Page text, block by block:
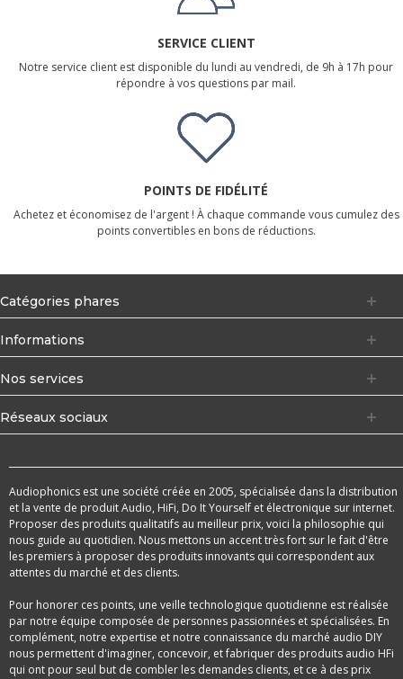
SERVICE CLIENT
Notre service client est disponible du lundi au vendredi, de 9h à 17h pour
répondre à vos questions par mail.
POINTS DE FIDÉLITÉ
Achetez et économisez de l'argent ! À chaque commande vous cumulez des
points convertibles en bons de réductions.
Catégories phares
Informations
Nos services
Réseaux sociaux
Audiophonics est une société créée en 2005, spécialisée dans la distribution
et la vente de produit Audio, HiFi, Do It Yourself et électronique sur internet.
Proposer des produits qualitatifs au meilleur prix, voici la philosophie qui
nous guide au quotidien. Nous mettons un accent très fort sur le fait d'être
les premiers à proposer des produits innovants qui correspondent aux
attentes du marché et des clients.
Pour honorer ces points, une veille technologique quotidienne est réalisée
par notre équipe composée de personnes passionnées et spécialisées. En
complément, notre expertise et notre connaissance du marché audio DIY
nous permettent d'imaginer, concevoir, et fabriquer des produits audio HFi
qui ont pour seul but de combler les demandes clients, et ce à des prix